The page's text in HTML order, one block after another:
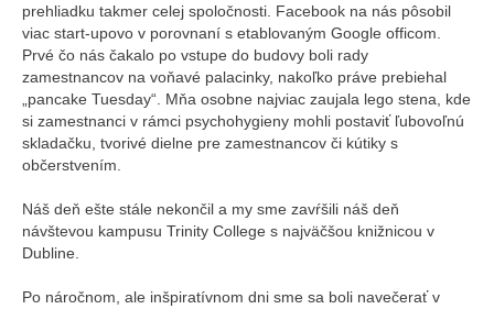
prehliadku takmer celej spoločnosti. Facebook na nás pôsobil
viac start-upovo v porovnaní s etablovaným Google officom.
Prvé čo nás čakalo po vstupe do budovy boli rady
zamestnancov na voňavé palacinky, nakoľko práve prebiehal
„pancake Tuesday“. Mňa osobne najviac zaujala lego stena, kde
si zamestnanci v rámci psychohygieny mohli postaviť ľubovoľnú
skladačku, tvorivé dielne pre zamestnancov či kútiky s
občerstvením.
Náš deň ešte stále nekončil a my sme zavŕšili náš deň
návštevou kampusu Trinity College s najväčšou knižnicou v
Dubline.
Po náročnom, ale inšpiratívnom dni sme sa boli navečerať v